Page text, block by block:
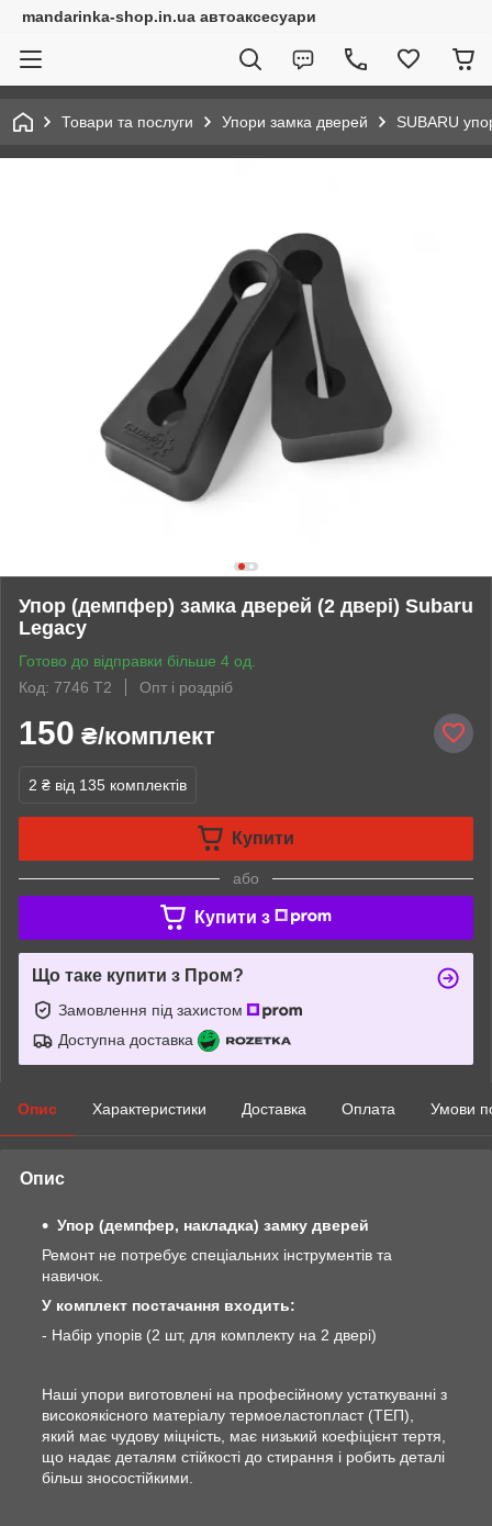
mandarinka-shop.in.ua автоаксесуари
Товари та послуги Упори замка дверей SUBARU
Упор (демпфер) замка дверей (2 двері) Subaru
Legacy
Готово до відправки більше 4 од.
Код: 7746 Т2
Опт і роздріб
150 ₴/комплект
2 ₴ від 135 комплектів
Купити
або
Купити з
Що таке купити з Пром?
Замовлення під захистом
Доступна доставка
Опис Характеристики Доставка Оплата Умови
Опис
Упор (демпфер, накладка) замку дверей
Ремонт не потребує спеціальних інструментів та
навичок.
У комплект постачання входить:
- Набір упорів (2 шт, для комплекту на 2 двері)
Наші упори виготовлені на професійному устаткуванні з
високоякісного матеріалу термоеластопласт (ТЕП),
який має чудову міцність, має низький коефіцієнт тертя,
що надає деталям стійкості до стирання і робить деталі
більш зносостійкими.